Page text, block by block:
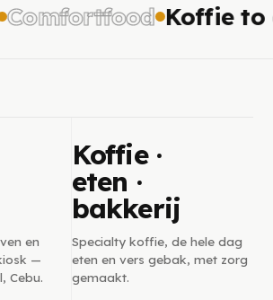
Koffie to
en
—
Cebu.
Koffie ·
eten ·
bakkerij
Specialty koffie, de hele dag
eten en vers gebak, met zorg
gemaakt.